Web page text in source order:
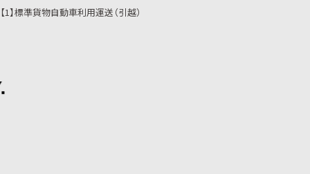
【1】標準貨物自動車利用運送（引越）